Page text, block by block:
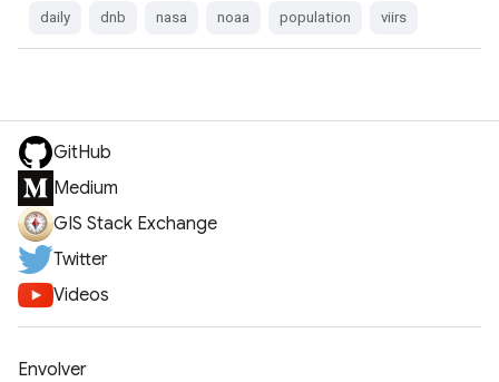
daily dnb nasa noaa population viirs
GitHub
Medium
GIS Stack Exchange
Twitter
Videos
Envolver